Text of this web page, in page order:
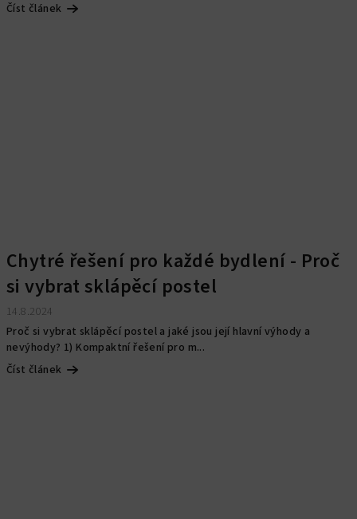
Číst článek
Chytré řešení pro každé bydlení - Proč
si vybrat sklápěcí postel
14.8.2024
Proč si vybrat sklápěcí postel a jaké jsou její hlavní výhody a
nevýhody? 1) Kompaktní řešení pro m...
Číst článek